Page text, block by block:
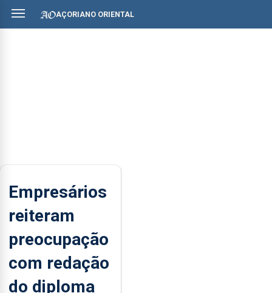
AÇORIANO ORIENTAL
Empresários
reiteram
preocupação
com redação
do diploma